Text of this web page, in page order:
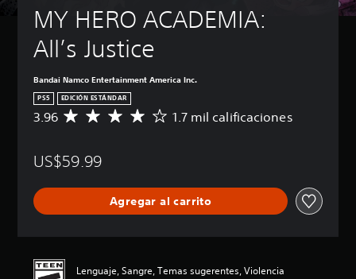
MY HERO ACADEMIA:
All’s Justice
Bandai Namco Entertainment America Inc.
PS5 EDICIÓN ESTÁNDAR
C
i
c
ó
n
3.96 1.7 mil calificaciones
US$59.99
Agregar al carrito
Lenguaje, Sangre, Temas sugerentes, Violencia